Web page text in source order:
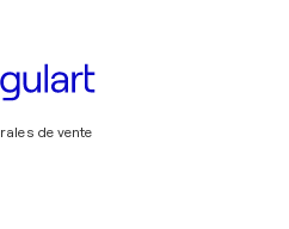
de vente